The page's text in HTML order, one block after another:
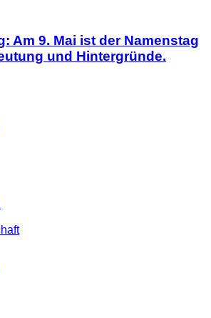
Am 9. Mai ist der Namenstag
und Hintergründe.